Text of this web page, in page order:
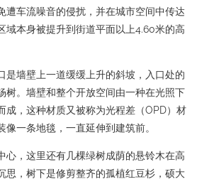
遭车流噪音的侵扰，并在城市空间中传达
域本身被提升到街道平面以上4.60米的高
是墙壁上一道缓缓上升的斜坡，入口处的
树。墙壁和整个开放空间由一种在光照下
成，这种材质又被称为光程差（OPD）材
像一条地毯，一直延伸到建筑前。
心，这里还有几棵绿树成荫的悬铃木在高
思，树下是修剪整齐的孤植红豆杉，硕大